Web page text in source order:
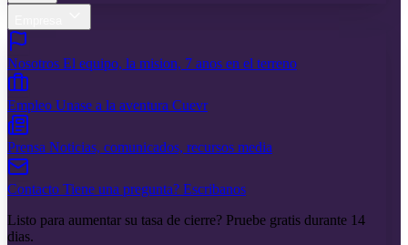
Nosotros El equipo, la mision, 7 anos en el terreno
Empleo Unase a la aventura Cuevr
Prensa Noticias, comunicados, recursos media
Contacto Tiene una pregunta? Escribanos
Listo para aumentar su tasa de cierre? Pruebe gratis durante 14
dias.